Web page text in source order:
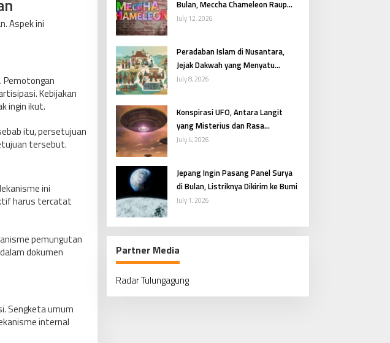
Aspek ini
Pemotongan
Kebijakan
ingin ikut.
itu, persetujuan
tersebut.
ini
harus tercatat
pemungutan
dokumen
Sengketa umum
internal
Bulan, Meccha Chameleon Raup
Pendapatan Fantastis
July 12, 2026
Peradaban Islam di Nusantara,
Jejak Dakwah yang Menyatu
dengan Budaya
July 8, 2026
Konspirasi UFO, Antara Langit
yang Misterius dan Rasa
Penasaran Manusia
July 4, 2026
Jepang Ingin Pasang Panel Surya
di Bulan, Listriknya Dikirim ke Bumi
July 1, 2026
Partner Media
Radar Tulungagung